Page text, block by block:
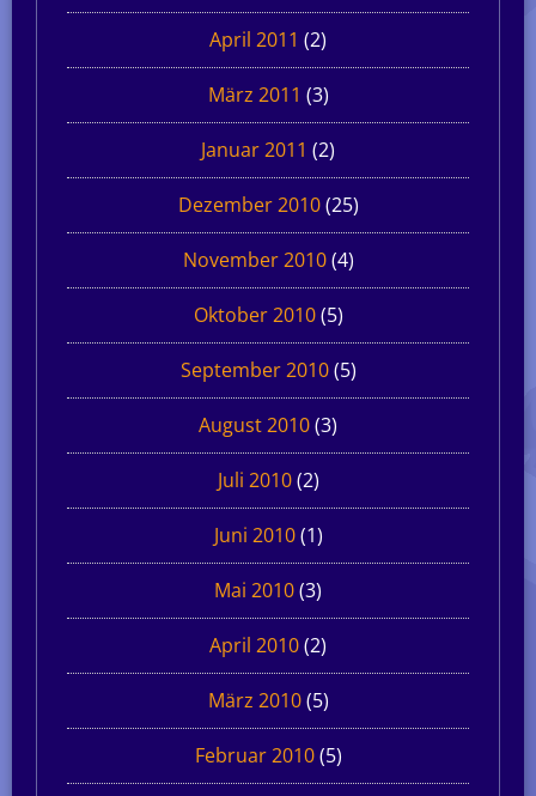
April 2011 (2)
März 2011 (3)
Januar 2011 (2)
Dezember 2010(25)
November 2010(4)
Oktober 2010(5)
September 2010(5)
August 2010(3)
Juli 2010(2)
Juni 2010(1)
Mai 2010(3)
April 2010(2)
März 2010(5)
Februar 2010(5)